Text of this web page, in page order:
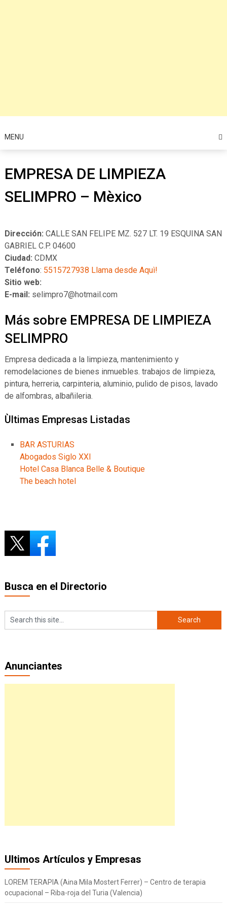
MENU
EMPRESA DE LIMPIEZA
SELIMPRO – Mèxico
Dirección: CALLE SAN FELIPE MZ. 527 LT. 19 ESQUINA SAN
GABRIEL C.P. 04600
Ciudad: CDMX
Teléfono: 5515727938 Llama desde Aquì!
Sitio web:
E-mail: selimpro7@hotmail.com
Más sobre EMPRESA DE LIMPIEZA
SELIMPRO
Empresa dedicada a la limpieza, mantenimiento y
remodelaciones de bienes inmuebles. trabajos de limpieza,
pintura, herreria, carpinteria, aluminio, pulido de pisos, lavado
de alfombras, albañileria.
Ùltimas Empresas Listadas
BAR ASTURIAS
Abogados Siglo XXI
Hotel Casa Blanca Belle & Boutique
The beach hotel
Busca en el Directorio
Anunciantes
Ultimos Artículos y Empresas
LOREM TERAPIA (Aina Mila Mostert Ferrer) – Centro de terapia
ocupacional – Riba-roja del Turia (Valencia)